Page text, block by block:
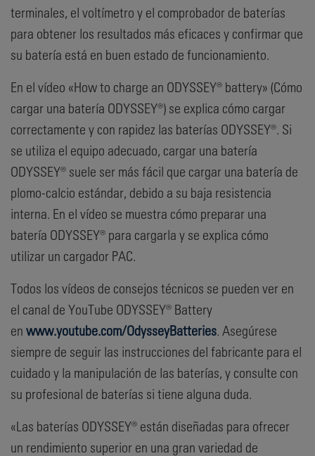
terminales, el voltímetro y el comprobador de baterías
para obtener los resultados más eficaces y confirmar que
su batería está en buen estado de funcionamiento.
En el vídeo «How to charge an ODYSSEY® battery» (Cómo
cargar una batería ODYSSEY®) se explica cómo cargar
correctamente y con rapidez las baterías ODYSSEY®. Si
se utiliza el equipo adecuado, cargar una batería
ODYSSEY® suele ser más fácil que cargar una batería de
plomo-calcio estándar, debido a su baja resistencia
interna. En el vídeo se muestra cómo preparar una
batería ODYSSEY® para cargarla y se explica cómo
utilizar un cargador PAC.
Todos los vídeos de consejos técnicos se pueden ver en
el canal de YouTube ODYSSEY® Battery
en www.youtube.com/OdysseyBatteries. Asegúrese
siempre de seguir las instrucciones del fabricante para el
cuidado y la manipulación de las baterías, y consulte con
su profesional de baterías si tiene alguna duda.
«Las baterías ODYSSEY® están diseñadas para ofrecer
un rendimiento superior en una gran variedad de